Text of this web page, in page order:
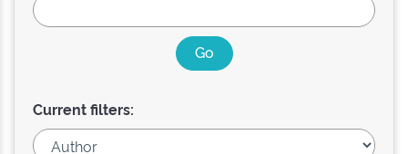
Current filters: